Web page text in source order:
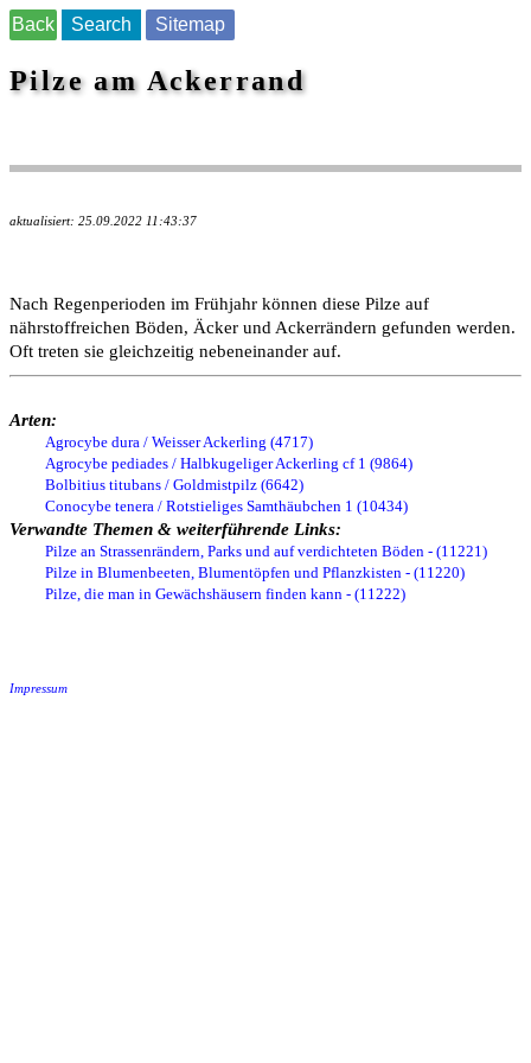
Back Search Sitemap
Pilze am Ackerrand
aktualisiert: 25.09.2022 11:43:37
Nach Regenperioden im Frühjahr können diese Pilze auf
nährstoffreichen Böden, Äcker und Ackerrändern gefunden werden.
Oft treten sie gleichzeitig nebeneinander auf.
Arten:
Agrocybe dura / Weisser Ackerling (4717)
Agrocybe pediades / Halbkugeliger Ackerling cf 1 (9864)
Bolbitius titubans / Goldmistpilz (6642)
Conocybe tenera / Rotstieliges Samthäubchen 1 (10434)
Verwandte Themen & weiterführende Links:
Pilze an Strassenrändern, Parks und auf verdichteten Böden - (11221)
Pilze in Blumenbeeten, Blumentöpfen und Pflanzkisten - (11220)
Pilze, die man in Gewächshäusern finden kann - (11222)
Impressum